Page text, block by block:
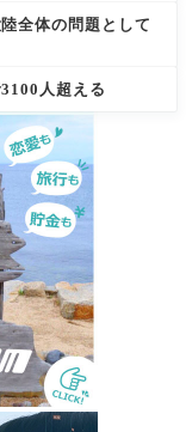
全体の問題として
人超える